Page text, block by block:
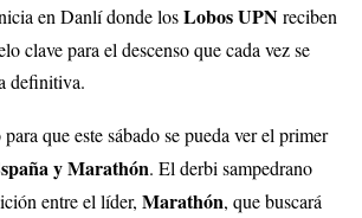
en Danlí donde losLobos UPNreciben
clave para el descenso que cada vez se
definitiva.
que este sábado se pueda ver el primer
y Marathón. El derbi sampedrano
entre el líder, Marathón, que buscará